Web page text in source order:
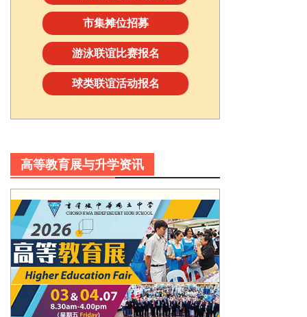
市集摊位招募
游泳联谊比赛报名
球类联谊活动报名
高等教育展与升学资讯